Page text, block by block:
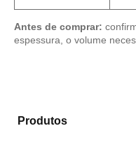
Antes de comprar:
espessura, o volume
Produtos